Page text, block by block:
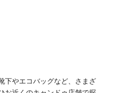
下やエコバッグなど、さまざ